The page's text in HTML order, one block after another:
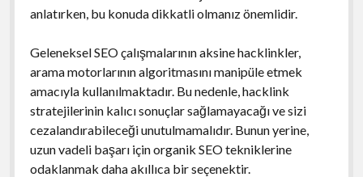
anlatırken, bu konuda dikkatli olmanız önemlidir.
Geleneksel SEO çalışmalarının aksine hacklinkler,
arama motorlarının algoritmasını manipüle etmek
amacıyla kullanılmaktadır. Bu nedenle, hacklink
stratejilerinin kalıcı sonuçlar sağlamayacağı ve sizi
cezalandırabileceği unutulmamalıdır. Bunun yerine,
uzun vadeli başarı için organik SEO tekniklerine
odaklanmak daha akıllıca bir seçenektir.